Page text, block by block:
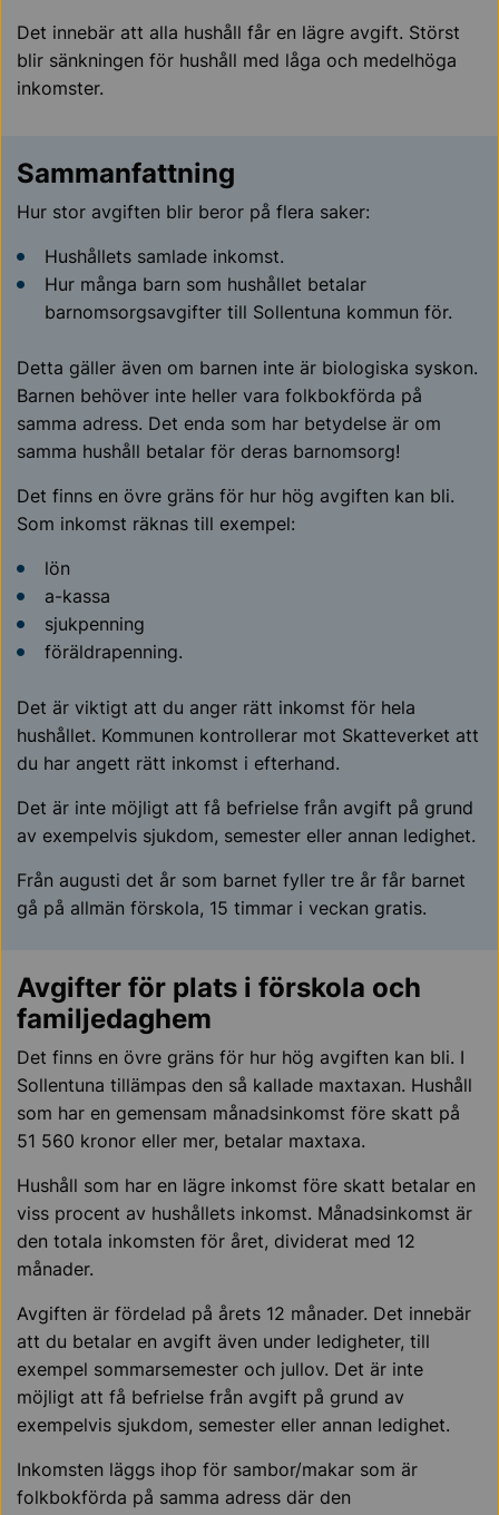
Det innebär att alla hushåll får en lägre avgift. Störst
blir sänkningen för hushåll med låga och medelhöga
inkomster.
Sammanfattning
Hur stor avgiften blir beror på flera saker:
Hushållets samlade inkomst.
Hur många barn som hushållet betalar
barnomsorgsavgifter till Sollentuna kommun för.
Detta gäller även om barnen inte är biologiska syskon.
Barnen behöver inte heller vara folkbokförda på
samma adress. Det enda som har betydelse är om
samma hushåll betalar för deras barnomsorg!
Det finns en övre gräns för hur hög avgiften kan bli.
Som inkomst räknas till exempel:
lön
a-kassa
sjukpenning
föräldrapenning.
Det är viktigt att du anger rätt inkomst för hela
hushållet. Kommunen kontrollerar mot Skatteverket att
du har angett rätt inkomst i efterhand.
Det är inte möjligt att få befrielse från avgift på grund
av exempelvis sjukdom, semester eller annan ledighet.
Från augusti det år som barnet fyller tre år får barnet
gå på allmän förskola, 15 timmar i veckan gratis.
Avgifter för plats i förskola och
familjedaghem
Det finns en övre gräns för hur hög avgiften kan bli. I
Sollentuna tillämpas den så kallade maxtaxan. Hushåll
som har en gemensam månadsinkomst före skatt på
51 560 kronor eller mer, betalar maxtaxa.
Hushåll som har en lägre inkomst före skatt betalar en
viss procent av hushållets inkomst. Månadsinkomst är
den totala inkomsten för året, dividerat med 12
månader.
Avgiften är fördelad på årets 12 månader. Det innebär
att du betalar en avgift även under ledigheter, till
exempel sommarsemester och jullov. Det är inte
möjligt att få befrielse från avgift på grund av
exempelvis sjukdom, semester eller annan ledighet.
Inkomsten läggs ihop för sambor/makar som är
folkbokförda på samma adress där den